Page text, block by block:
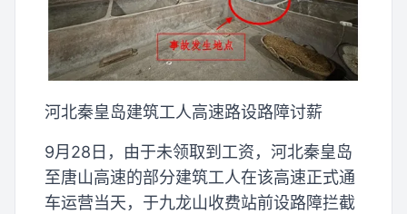
河北秦皇岛建筑工人高速路设路障讨薪
9月28日，由于未领取到工资，河北秦皇岛
至唐山高速的部分建筑工人在该高速正式通
车运营当天，于九龙山收费站前设路障拦截